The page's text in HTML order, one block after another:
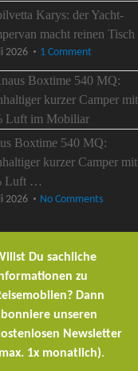
Karys: der Yacht-
macht reinen Tisch
2026 1 Comment
Boxtime 540 MQ:
kurzer Camper mit
Luft …
2026 No Comments
Du sachliche
zu
Dann
unseren
Newsletter
1x monatlich).